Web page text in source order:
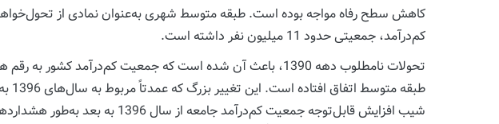
کم‌درآمد، جمعیتی حدود 11 میلیون نفر داشته است.
شیب افزایش قابل‌توجه جمعیت